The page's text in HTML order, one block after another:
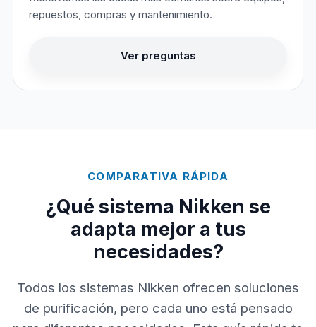
repuestos, compras y mantenimiento.
Ver preguntas
COMPARATIVA RÁPIDA
¿Qué sistema Nikken se
adapta mejor a tus
necesidades?
Todos los sistemas Nikken ofrecen soluciones
de purificación, pero cada uno está pensado